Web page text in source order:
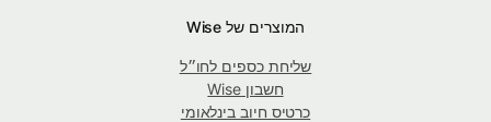
המוצרים של Wise
שליחת כספים לחו״ל
חשבון Wise
כרטיס חיוב בינלאומי